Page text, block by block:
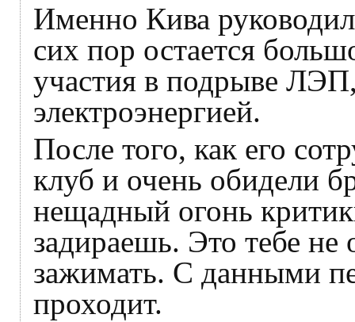
Именно Кива
сих пор остается
участия в подрыве
электроэнергией.
После того, как его
клуб и очень обидели
нещадный огонь
задираешь. Это тебе
зажимать. С данными
проходит.